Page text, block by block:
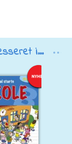
i...